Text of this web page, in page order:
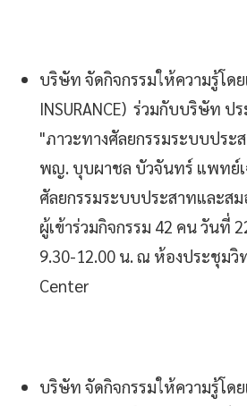
บริษัท จัดกิจกรรมให้ความรู้โด
INSURANCE) ร่วมกับบริษัท ป
"ภาวะทางศัลยกรรมระบบประ
พญ. บุบผาชล บัวจันทร์ แพทย์
ศัลยกรรมระบบประสาทและสม
ผู้เข้าร่วมกิจกรรม 42 คน วันที่
9.30-12.00 น. ณ ห้องประชุมวิ
Center
บริษัท จัดกิจกรรมให้ความรู้โด